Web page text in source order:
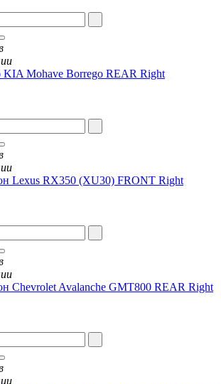
KIA Mohave Borrego REAR Right
Lexus RX350 (XU30) FRONT Right
Chevrolet Avalanche GMT800 REAR Right